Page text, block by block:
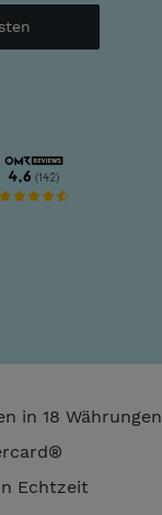
in 18 Währungen
Echtzeit